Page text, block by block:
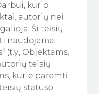
kurio
autorių nei
Ši teisių
naudojama
(t.y., Objektams,
teisių
kurie paremti
statuso